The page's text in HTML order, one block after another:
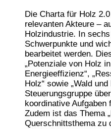
Die Charta für Holz
relevanten Akteure –
Holzindustrie. In
Schwerpunkte und
bearbeitet werden.
„Potenziale von Holz
Energieeffizienz“,
Holz“ sowie „Wald
Steuerungsgruppe
koordinative
Zudem ist das Thema
Querschnittsthema zu